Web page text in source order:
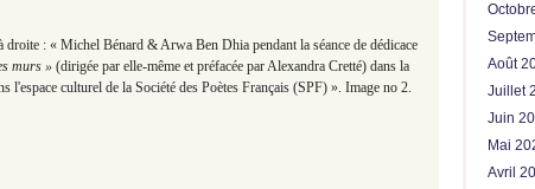
: « Michel Bénard & Arwa Ben Dhia pendant la séance de dédicace
murs » (dirigée par elle-même et préfacée par Alexandra Cretté) dans la
l'espace culturel de la Société des Poètes Français (SPF) ». Image no 2.
Août
Juillet
Juin
Mai
Avril